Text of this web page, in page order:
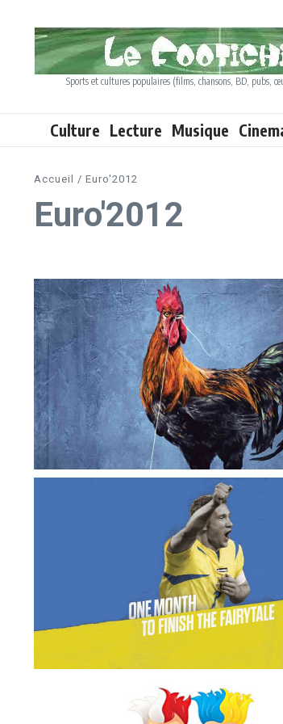
Sports et cultures populaires (films, chansons, BD, pubs,
Culture Lecture Musique
Accueil / Euro'2012
Euro'2012